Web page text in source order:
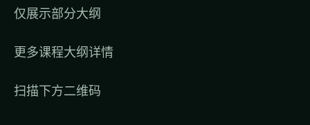
仅展示部分大纲
更多课程大纲详情
扫描下方二维码